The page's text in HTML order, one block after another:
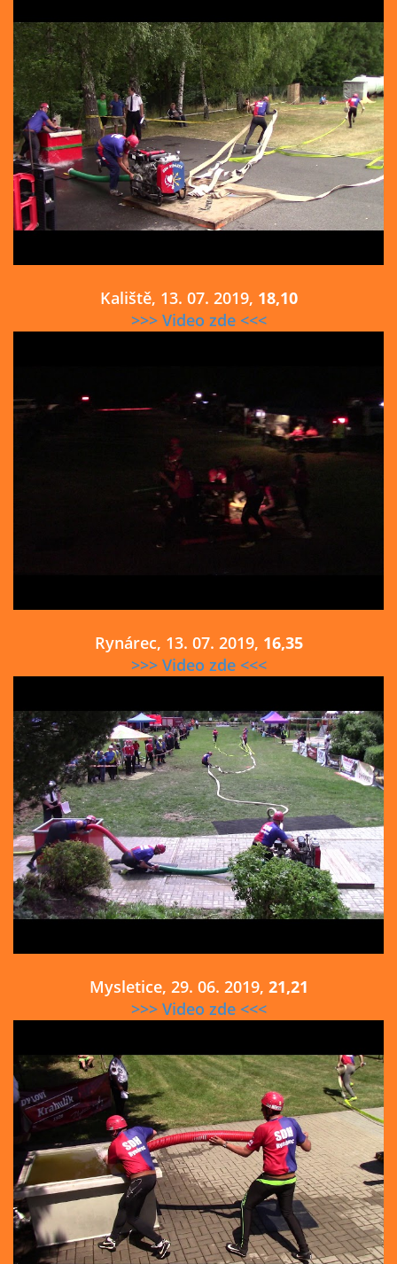
Kaliště, 13. 07. 2019, 18,10
>>> Video zde <<<
Rynárec, 13. 07. 2019, 16,35
>>> Video zde <<<
Mysletice, 29. 06. 2019, 21,21
>>> Video zde <<<